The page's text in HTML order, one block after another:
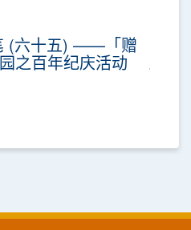
(六十五) ——「赠
之百年纪庆活动